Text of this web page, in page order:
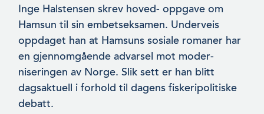
Inge Halstensen skrev hoved- op­pgave om
Hamsun til sin embetseksamen. Underveis
oppdaget han at Hamsuns sosiale romaner har
en gjennomgående advarsel mot moder­
niseringen av Norge. Slik sett er han blitt
dagsaktuell i forhold til dagens fiskeripolitiske
debatt.